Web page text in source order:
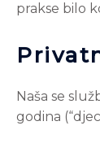
prakse bilo
Naša se
godina